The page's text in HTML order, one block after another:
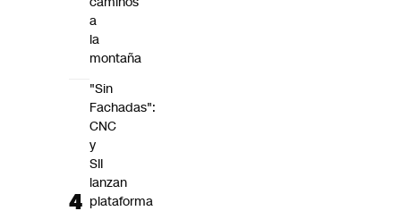
a
la
montaña
"Sin
Fachadas":
CNC
y
SII
lanzan
plataforma